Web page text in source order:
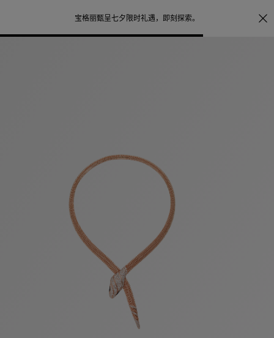
宝格丽甄呈七夕限时礼遇， 即刻探索。